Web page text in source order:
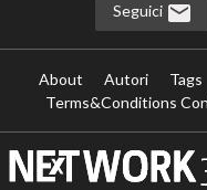
Seguici
About Autori Tags
Terms&Conditions